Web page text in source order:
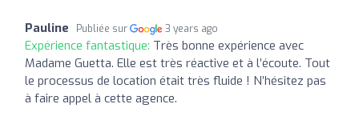
Pauline Publiée sur 3 years ago
Expérience fantastique: Très bonne expérience avec
Madame Guetta. Elle est très réactive et à l’écoute. Tout
le processus de location était très fluide ! N’hésitez pas
à faire appel à cette agence.